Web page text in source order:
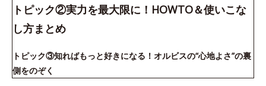
トピック②実力を最大限に！HOWTO＆使いこな
し方まとめ
トピック③知ればもっと好きになる！オルビスの“心地よさ”の裏
側をのぞく